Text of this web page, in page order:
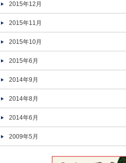
2015年12月
2015年11月
2015年10月
2015年6月
2014年9月
2014年8月
2014年6月
2009年5月